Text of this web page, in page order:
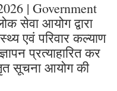
| Government
सेवा आयोग द्वारा
एवं परिवार कल्याण
प्रत्याहारित कर
सूचना आयोग की